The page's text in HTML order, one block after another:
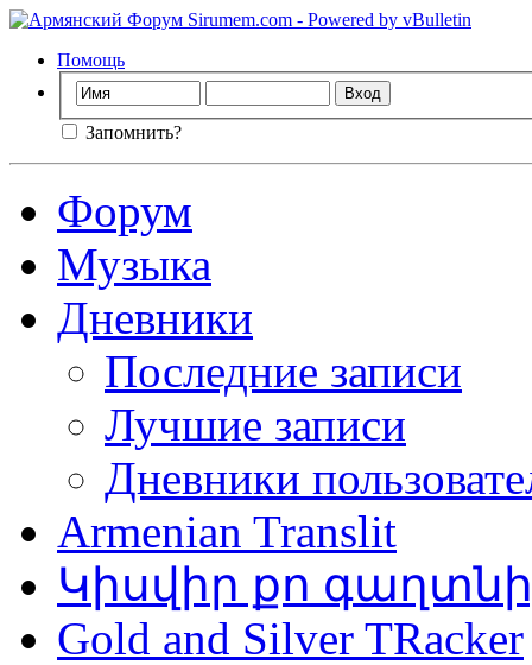
Помощь
Запомнить?
Форум
Музыка
Дневники
Последние записи
Лучшие записи
Дневники
Armenian Translit
Կիսվիր քո
Gold and Silver TRacker